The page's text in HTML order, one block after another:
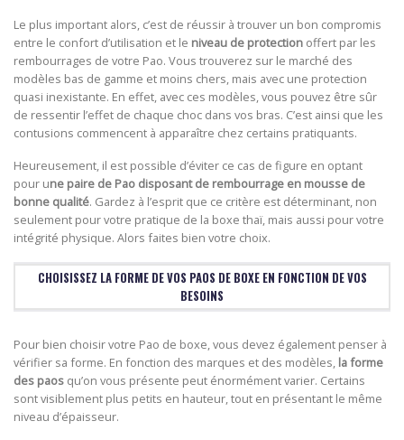
Le plus important alors, c’est de réussir à trouver un bon compromis
entre le confort d’utilisation et le niveau de protection offert par les
rembourrages de votre Pao. Vous trouverez sur le marché des
modèles bas de gamme et moins chers, mais avec une protection
quasi inexistante. En effet, avec ces modèles, vous pouvez être sûr
de ressentir l’effet de chaque choc dans vos bras. C’est ainsi que les
contusions commencent à apparaître chez certains pratiquants.
Heureusement, il est possible d’éviter ce cas de figure en optant
pour une paire de Pao disposant de rembourrage en mousse de
bonne qualité. Gardez à l’esprit que ce critère est déterminant, non
seulement pour votre pratique de la boxe thaï, mais aussi pour votre
intégrité physique. Alors faites bien votre choix.
CHOISISSEZ LA FORME DE VOS PAOS DE BOXE EN FONCTION DE VOS
BESOINS
Pour bien choisir votre Pao de boxe, vous devez également penser à
vérifier sa forme. En fonction des marques et des modèles, la forme
des paos qu’on vous présente peut énormément varier. Certains
sont visiblement plus petits en hauteur, tout en présentant le même
niveau d’épaisseur.